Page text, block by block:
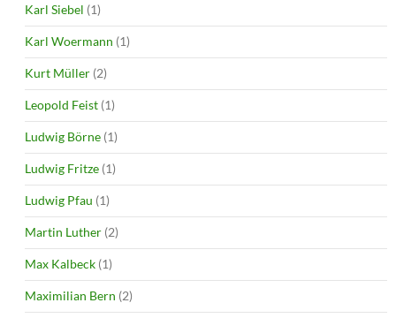
Karl Siebel (1)
Karl Woermann (1)
Kurt Müller (2)
Leopold Feist (1)
Ludwig Börne (1)
Ludwig Fritze (1)
Ludwig Pfau (1)
Martin Luther (2)
Max Kalbeck (1)
Maximilian Bern (2)